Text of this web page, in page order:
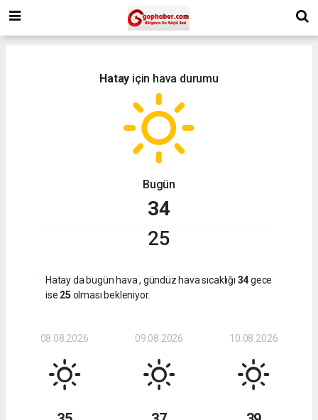
Hatay için hava durumu
Bugün
34
25
Hatay da bugün hava, gündüz hava sıcaklığı 34gece
ise 25 olması bekleniyor.
08.08.2026 09.08.2026 10.08.2026